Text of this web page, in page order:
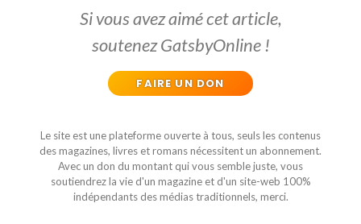
Si vous avez aimé cet article,
soutenez GatsbyOnline !
FAIRE UN DON
Le site est une plateforme ouverte à tous, seuls les contenus
des magazines, livres et romans nécessitent un abonnement.
Avec un don du montant qui vous semble juste, vous
soutiendrez la vie d'un magazine et d'un site-web 100%
indépendants des médias traditionnels, merci.